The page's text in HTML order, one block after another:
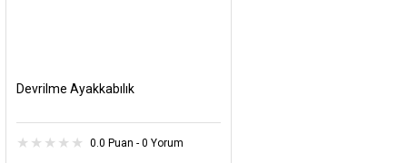
Devrilme Ayakkabılık
0.0 Puan - 0 Yorum